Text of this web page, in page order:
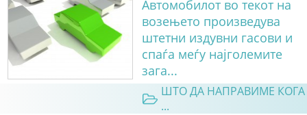
Автомобилот во текот на
возењето произведува
штетни издувни гасови и
спаѓа меѓу најголемите
зага...
ШТО ДА НАПРАВИМЕ КОГА
...